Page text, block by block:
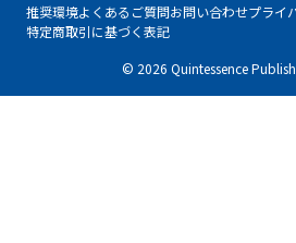
推奨環境よくあるご質問お問い合わせプライ
特定商取引に基づく表記
© 2026 Quintessence